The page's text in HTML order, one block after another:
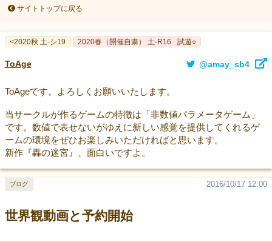
サイトトップに戻る
<2020秋 土-シ19 2020春（開催自粛） 土-R16 試遊○
ToAge @amay_sb4
ToAgeです。よろしくお願いいたします。
当サークルが作るゲームの特徴は「非数値パラメータゲーム」
です。数値で表せないがゆえに新しい感覚を提供してくれるゲ
ームの環境をぜひお楽しみいただければと思います。
新作『轟の迷宮』、面白いですよ。
世界観動画と予約開始
2016/10/17 12:00
ブログ